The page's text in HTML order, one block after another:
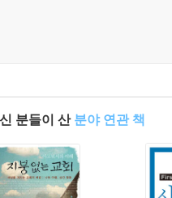
분들이 산 분야 연관 책